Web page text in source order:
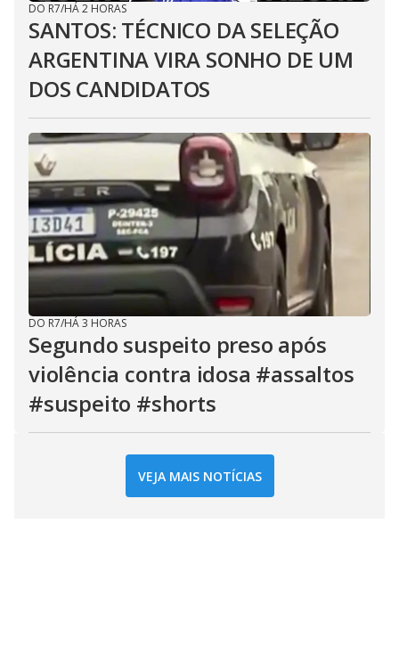
DO R7/HÁ 2 HORAS
SANTOS: TÉCNICO DA SELEÇÃO
ARGENTINA VIRA SONHO DE UM
DOS CANDIDATOS
DO R7/HÁ 3 HORAS
Segundo suspeito preso após
violência contra idosa #assaltos
#suspeito #shorts
VEJA MAIS NOTÍCIAS